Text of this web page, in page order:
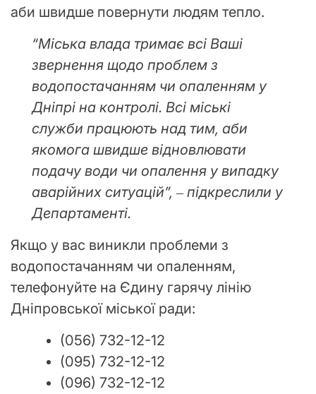
аби швидше повернути людям тепло.
“Міська влада тримає всі Ваші
звернення щодо проблем з
водопостачанням чи опаленням у
Дніпрі на контролі. Всі міські
служби працюють над тим, аби
якомога швидше відновлювати
подачу води чи опалення у випадку
аварійних ситуацій”, ‒ підкреслили у
Департаменті.
Якщо у вас виникли проблеми з
водопостачанням чи опаленням,
телефонуйте на Єдину гарячу лінію
Дніпровської міської ради:
(056) 732-12-12
(095) 732-12-12
(096) 732-12-12